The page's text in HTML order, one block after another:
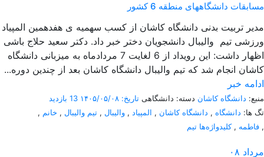
مسابقات دانشگاههای منطقه 6 کشور
مدیر تربیت بدنی دانشگاه کاشان از کسب سهمیه ی هفدهمین المپیاد
ورزشی تیم والیبال دانشجویان دختر خبر داد. دکتر سعید حلاج باشی
اظهار داشت: این رویداد از 6 لغایت 7 مردادماه به میزبانی دانشگاه
کاشان انجام شد که تیم والیبال دانشگاه کاشان بعد از چندین دوره...
ادامه خبر
منبع: دانشگاه کاشان دسته: دانشگاهی تاریخ: ۱۴۰۵/۰۵/۰۸
13 بازدید
تگ ها: دانشگاه , دانشگاه کاشان , المپیاد , والیبال , تیم والیبال , خانم ,
فاطمه ,کلیدواژه‌ها تیم ,
۰۸ مرداد